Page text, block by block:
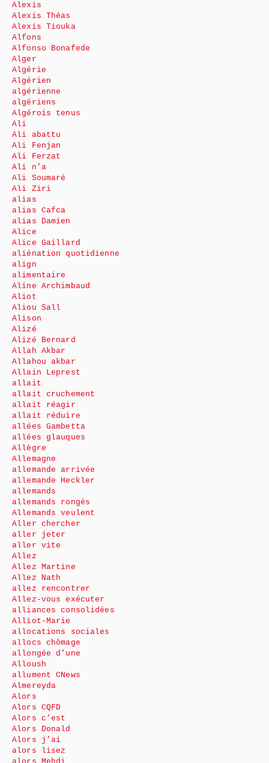
Alexis
Alexis Théas
Alexis Tiouka
Alfons
Alfonso Bonafede
Alger
Algérie
Algérien
algérienne
algériens
Algérois tenus
Ali
Ali abattu
Ali Fenjan
Ali Ferzat
Ali n’a
Ali Soumaré
Ali Ziri
alias
alias Cafca
alias Damien
Alice
Alice Gaillard
aliénation quotidienne
align
alimentaire
Aline Archimbaud
Aliot
Aliou Sall
Alison
Alizé
Alizé Bernard
Allah Akbar
Allahou akbar
Allain Leprest
allait
allait cruchement
allait réagir
allait réduire
allées Gambetta
allées glauques
Allègre
Allemagne
allemande arrivée
allemande Heckler
allemands
allemands rongés
Allemands veulent
Aller chercher
aller jeter
aller vite
Allez
Allez Martine
Allez Nath
allez rencontrer
Allez-vous exécuter
alliances consolidées
Alliot-Marie
allocations sociales
allocs chômage
allongée d’une
Alloush
allument CNews
Almereyda
Alors
Alors CQFD
Alors c’est
Alors Donald
Alors j’ai
alors lisez